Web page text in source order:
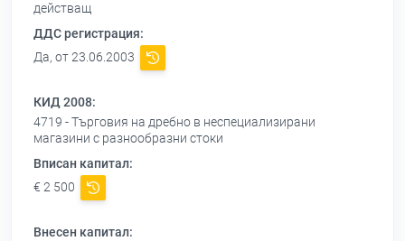
действащ
ДДС регистрация:
Да, от 23.06.2003
КИД 2008:
4719 - Търговия на дребно в неспециализирани
магазини с разнообразни стоки
Вписан капитал:
€ 2 500
Внесен капитал: